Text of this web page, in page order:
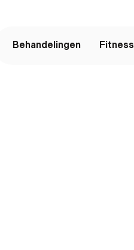
Behandelingen Fitness